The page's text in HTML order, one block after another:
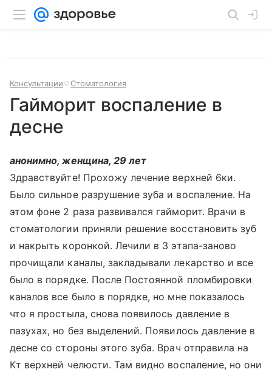
Консультации Стоматология
Гайморит воспаление в
десне
анонимно, женщина, 29 лет
Здравствуйте! Прохожу лечение верхней 6ки.
Было сильное разрушение зуба и воспаление. На
этом фоне 2 раза развивался гайморит. Врачи в
стоматологии приняли решение восстановить зуб
и накрыть коронкой. Лечили в 3 этапа-заново
прочищали каналы, закладывали лекарство и все
было в порядке. После Постоянной пломбировки
каналов все было в порядке, но мне показалось
что я простыла, снова появилось давление в
пазухах, но без выделений. Появилось давление в
десне со стороны этого зуба. Врач отправила на
Кт верхней челюсти. Там видно воспаление, но они